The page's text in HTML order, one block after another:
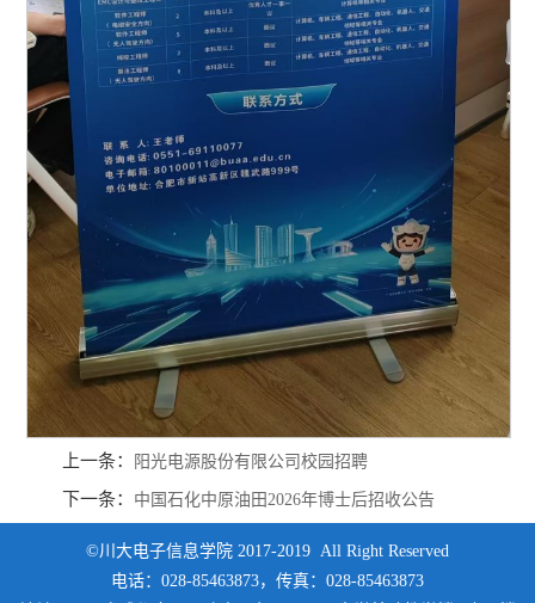
上一条： 阳光电源股份有限公司校园招聘
下一条： 中国石化中原油田2026年博士后招收公告
©川大电子信息学院 2017-2019 All Right Reserved
电话：028-85463873，传真：028-85463873